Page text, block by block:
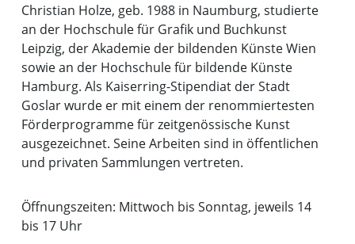
Christian Holze, geb. 1988 in Naumburg, studierte
an der Hochschule für Grafik und Buchkunst
Leipzig, der Akademie der bildenden Künste Wien
sowie an der Hochschule für bildende Künste
Hamburg. Als Kaiserring-Stipendiat der Stadt
Goslar wurde er mit einem der renommiertesten
Förderprogramme für zeitgenössische Kunst
ausgezeichnet. Seine Arbeiten sind in öffentlichen
und privaten Sammlungen vertreten.
Öffnungszeiten: Mittwoch bis Sonntag, jeweils 14
bis 17 Uhr